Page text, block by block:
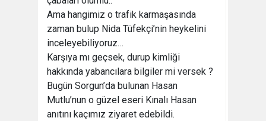
Ama hangimiz o trafik karmaşasında
zaman bulup Nida Tüfekçi’nin heykelini
inceleyebiliyoruz…
Karşıya mı geçsek, durup kimliği
hakkında yabancılara bilgiler mi versek ?
Bugün Sorgun’da bulunan Hasan
Mutlu’nun o güzel eseri Kınalı Hasan
anıtını kaçımız ziyaret edebildi.